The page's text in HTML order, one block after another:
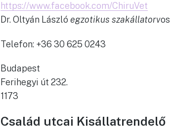
https://www.facebook.com/ChiruVet
Dr. Oltyán László egzotikus szakállatorvos
Telefon: +36 30 625 0243
Budapest
Ferihegyi út 232.
1173
Család utcai Kisállatrendelő